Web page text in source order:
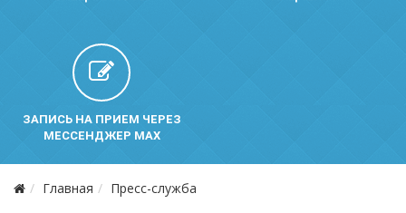
ЗАПИСЬ НА ПРИЕМ ЧЕРЕЗ
МЕССЕНДЖЕР MAX
Главная Пресс-служба